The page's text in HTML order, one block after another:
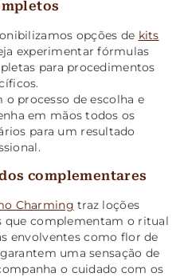
opções de kits
experimentar fórmulas
para procedimentos
processo de escolha e
em mãos todos os
para um resultado
complementares
Charming traz loções
que complementam o ritual
envolventes como flor de
uma sensação de
o cuidado com os